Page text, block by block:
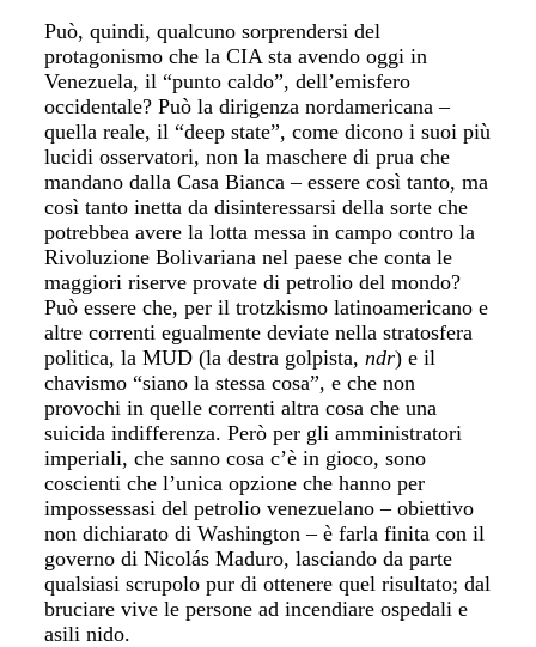
Può, quindi, qualcuno sorprendersi del
protagonismo che la CIA sta avendo oggi in
Venezuela, il “punto caldo”, dell’emisfero
occidentale? Può la dirigenza nordamericana –
quella reale, il “deep state”, come dicono i suoi più
lucidi osservatori, non la maschere di prua che
mandano dalla Casa Bianca – essere così tanto, ma
così tanto inetta da disinteressarsi della sorte che
potrebbea avere la lotta messa in campo contro la
Rivoluzione Bolivariana nel paese che conta le
maggiori riserve provate di petrolio del mondo?
Può essere che, per il trotzkismo latinoamericano e
altre correnti egualmente deviate nella stratosfera
politica, la MUD (la destra golpista,ndr) e il
chavismo “siano la stessa cosa”, e che non
provochi in quelle correnti altra cosa che una
suicida indifferenza. Però per gli amministratori
imperiali, che sanno cosa c’è in gioco, sono
coscienti che l’unica opzione che hanno per
impossessasi del petrolio venezuelano – obiettivo
non dichiarato di Washington – è farla finita con il
governo di Nicolás Maduro, lasciando da parte
qualsiasi scrupolo pur di ottenere quel risultato; dal
bruciare vive le persone ad incendiare ospedali e
asili nido.